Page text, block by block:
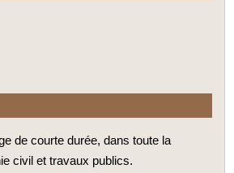
de courte durée, dans toute la
civil et travaux publics.